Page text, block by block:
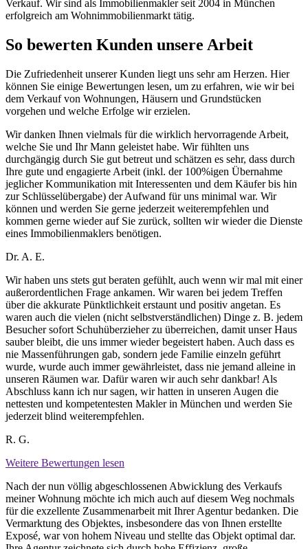
Verkauf. Wir sind als Immobilienmakler seit 2004 in München
erfolgreich am Wohnimmobilienmarkt tätig.
So bewerten Kunden unsere Arbeit
Die Zufriedenheit unserer Kunden liegt uns sehr am Herzen. Hier
können Sie einige Bewertungen lesen, um zu erfahren, wie wir bei
dem Verkauf von Wohnungen, Häusern und Grundstücken
vorgehen und welche Erfolge wir erzielen.
Wir danken Ihnen vielmals für die wirklich hervorragende Arbeit,
welche Sie und Ihr Mann geleistet habe. Wir fühlten uns
durchgängig durch Sie gut betreut und schätzen es sehr, dass durch
Ihre gute und engagierte Arbeit (inkl. der 100%igen Übernahme
jeglicher Kommunikation mit Interessenten und dem Käufer bis hin
zur Schlüsselübergabe) der Aufwand für uns minimal war. Wir
können und werden Sie gerne jederzeit weiterempfehlen und
kommen gerne wieder auf Sie zurück, sollten wir wieder die Dienste
eines Immobilienmaklers benötigen.
Dr. A. E.
Wir haben uns stets gut beraten gefühlt, auch wenn wir mal mit einer
außerordentlichen Frage ankamen. Wir waren bei jedem Treffen
über die akkurate Pünktlichkeit erstaunt und positiv angetan. Es
waren auch die vielen (nicht selbstverständlichen) Dinge z. B. jedem
Besucher sofort Schuhüberzieher zu überreichen, damit unser Haus
sauber bleibt, die uns immer wieder begeistert haben. Auch dass es
nie Massenführungen gab, sondern jede Familie einzeln geführt
wurde, wurde auch immer gewährleistet, dass nie jemand alleine in
unseren Räumen war. Dafür waren wir auch sehr dankbar! Als
Abschluss kann ich nur sagen, wir hatten in unseren Augen die
nettesten und kompetentesten Makler in München und werden Sie
jederzeit blind weiterempfehlen.
R. G.
Weitere Bewertungen lesen
Nach der nun völlig abgeschlossenen Abwicklung des Verkaufs
meiner Wohnung möchte ich mich auch auf diesem Weg nochmals
für die exzellente Zusammenarbeit mit Ihrer Agentur bedanken. Die
Vermarktung des Objektes, insbesondere das von Ihnen erstellte
Exposé, war von hohem Niveau und stellte das Objekt optimal dar.